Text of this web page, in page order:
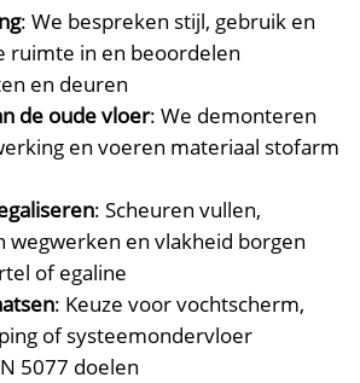
: We bespreken stijl, gebruik en
ruimte in en beoordelen
en deuren
de oude vloer: We demonteren
en voeren materiaal stofarm
: Scheuren vullen,
wegwerken en vlakheid borgen
of egaline
: Keuze voor vochtscherm,
of systeemondervloer
5077 doelen